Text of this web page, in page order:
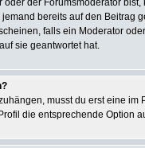
der Forumsmoderator
bereits auf den Beitrag
falls ein Moderator
sie geantwortet hat.
musst du erst eine
die entsprechende Option